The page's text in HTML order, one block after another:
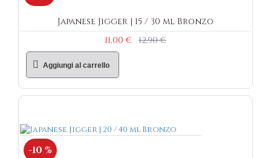
Japanese Jigger | 15 / 30 ml Bronzo
11,00 €
12,90 €
Aggiungi al carrello
-10 %